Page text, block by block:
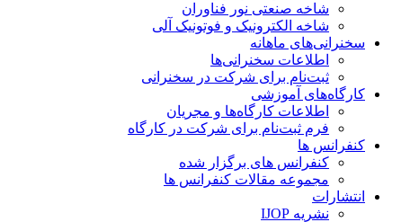
شاخه صنعتی نور فناوران
شاخه‌ الکترونیک و فوتونیک آلی
سخنرانی‌های ماهانه
اطلاعات سخنرانی‌‌ها
ثبت‌نام برای شرکت در سخنرانی
کارگاه‌های آموزشی
اطلاعات کارگاه‌ها و مجریان
فرم ثبت‌نام برای شرکت در کارگاه
کنفرانس ها
کنفرانس های برگزار شده
مجموعه مقالات کنفرانس ها
انتشارات
نشریه IJOP